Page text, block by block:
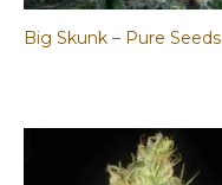
Big Skunk – Pure Seeds